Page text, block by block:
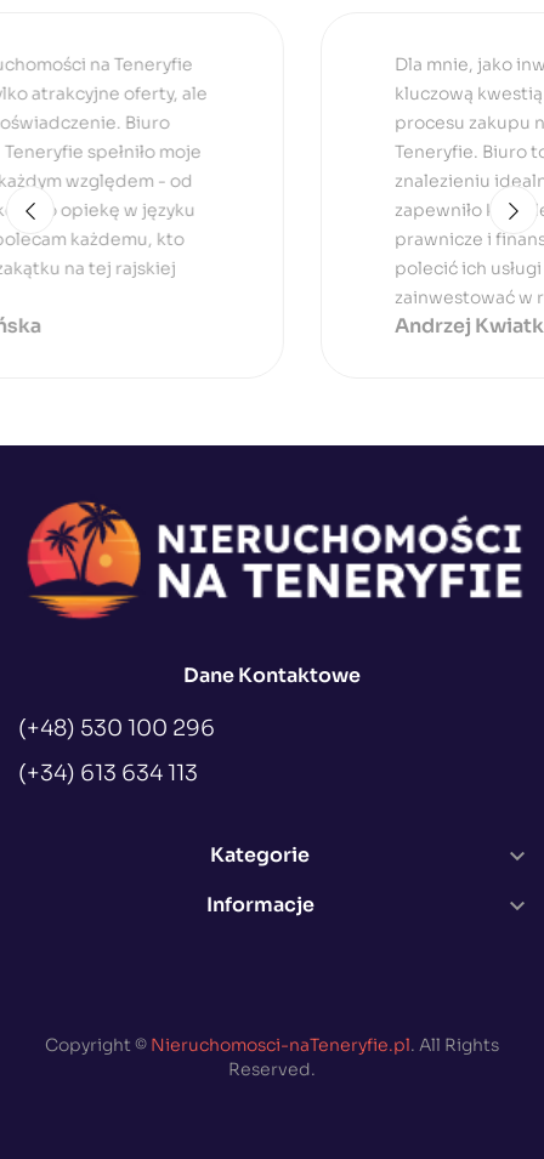
Dla mnie, jako inwestora zagranicznego,
kluczową kwestią było zrozumienie
procesu zakupu nieruchomości na
Teneryfie. Biuro to nie tylko pomogło mi w
znalezieniu idealnej oferty, ale także
zapewniło kompleksowe wsparcie
prawnicze i finansowe. Bez obaw mogę
polecić ich usługi każdemu, kto chce
Dane Kontaktowe
(+48) 530 100 296
(+34) 613 634 113
Kategorie 
Informacje 
Copyright © Nieruchomosci-naTeneryfie.pl. All Rights
Reserved.